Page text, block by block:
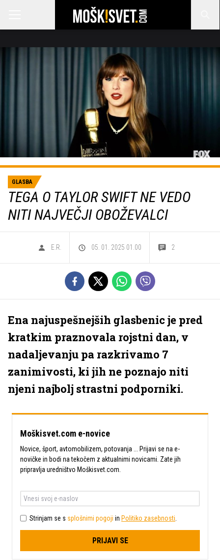
GLASBA
TEGA O TAYLOR SWIFT NE VEDO
NITI NAJVEČJI OBOŽEVALCI
E.R. 05. 01. 2025 01.00 2
Ena najuspešnejših glasbenic je pred
kratkim praznovala rojstni dan, v
nadaljevanju pa razkrivamo 7
zanimivosti, ki jih ne poznajo niti
njeni najbolj strastni podporniki.
Moškisvet.com e-novice
Novice, šport, avtomobilizem, potovanja ... Prijavi se na e-
novičke in bodi na tekočem z aktualnimi novicami. Zate jih
pripravlja uredništvo Moškisvet.com.
Strinjam se s splošnimi pogoji in Politiko zasebnosti
PRIJAVI SE